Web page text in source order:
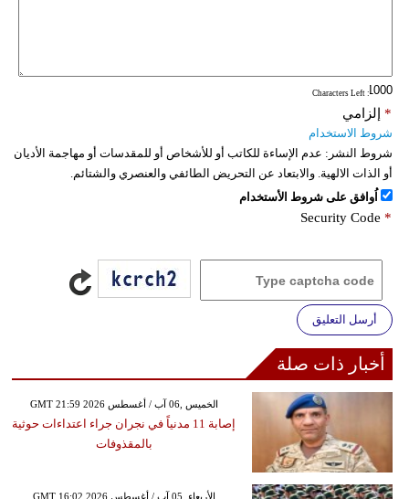
: Characters Left
إلزامي *
شروط الاستخدام
شروط النشر: عدم الإساءة للكاتب أو للأشخاص أو للمقدسات أو مهاجمة الأديان
أو الذات الالهية. والابتعاد عن التحريض الطائفي والعنصري والشتائم.
اُوافق على شروط الأستخدام
Security Code *
أرسل التعليق
أخبار ذات صلة
GMT 21:59 2026 الخميس ,06 آب / أغسطس
إصابة 11 مدنياً في نجران جراء اعتداءات حوثية
بالمقذوفات
GMT 16:02 2026 الأربعاء ,05 آب / أغسطس